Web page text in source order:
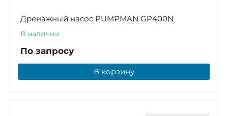
Дренажный насос PUMPMAN GP400N
В наличии
По запросу
В корзину